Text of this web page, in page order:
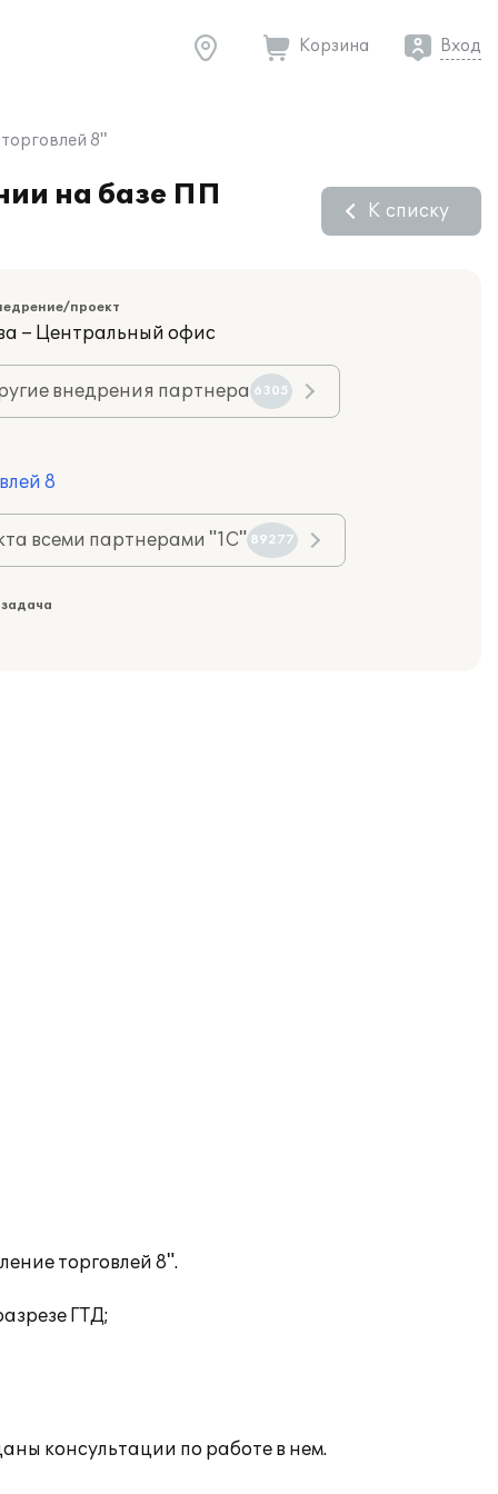
Корзина Вход
8"
на базе ПП К списку
проект
– Центральный офис
внедрения партнера 6305
8
всеми партнерами "1С" 89277
торговлей 8".
ГТД;
консультации по работе в нем.